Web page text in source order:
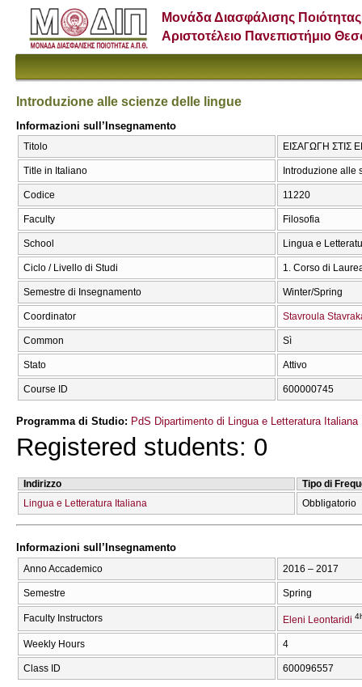
Μονάδα Διασφάλισης Ποιότητας
Αριστοτέλειο Πανεπιστήμιο
Introduzione alle scienze delle lingue
Informazioni sull’Insegnamento
Titolo ΕΙΣΑΓΩΓΗ ΣΤΙΣ
Title in Italiano Introduzione alle
Codice 11220
Faculty Filosofia
School Lingua e
Ciclo / Livello di Studi 1. Corso di
Semestre di Insegnamento Winter/Spring
Coordinator Stavroula
Common Sì
Stato Attivo
Course ID 600000745
Programma di Studio: PdS Dipartimento di Lingua e Letteratura Italiana
Registered students: 0
Indirizzo
Tipo di
Lingua e Letteratura Italiana
Obbligatorio
Informazioni sull’Insegnamento
Anno Accademico 2016 – 2017
Semestre Spring
Faculty Instructors Eleni Leontaridi
Weekly Hours 4
Class ID 600096557